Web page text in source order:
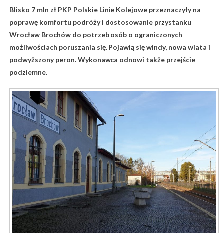
Blisko 7 mln zł PKP Polskie Linie Kolejowe przeznaczyły na
poprawę komfortu podróży i dostosowanie przystanku
Wrocław Brochów do potrzeb osób o ograniczonych
możliwościach poruszania się. Pojawią się windy, nowa wiata i
podwyższony peron. Wykonawca odnowi także przejście
podziemne.